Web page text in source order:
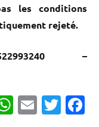
les conditions
rejeté.
–